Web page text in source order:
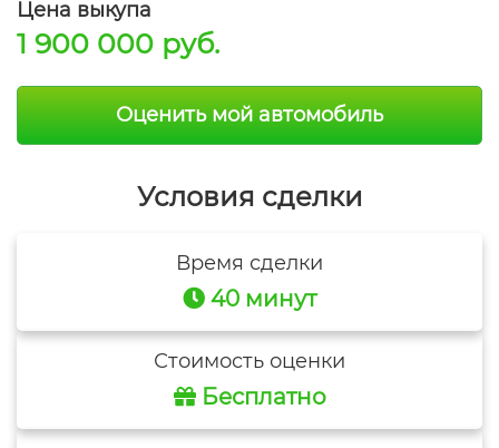
Цена выкупа
1 900 000 руб.
Оценить мой автомобиль
Условия сделки
Время сделки
40 минут
Стоимость оценки
Бесплатно